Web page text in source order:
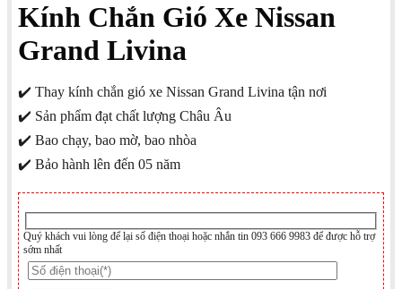
Kính Chắn Gió Xe Nissan
Grand Livina
✔️ Thay kính chắn gió xe Nissan Grand Livina tận nơi
✔️ Sản phẩm đạt chất lượng Châu Âu
✔️ Bao chạy, bao mờ, bao nhòa
✔️ Bảo hành lên đến 05 năm
Quý khách vui lòng để lại số điện thoại hoặc nhắn tin 093 666 9983 để được hỗ trợ
sớm nhất